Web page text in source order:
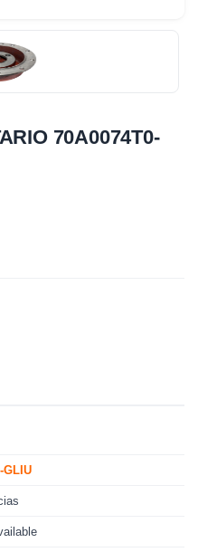
70A0074T0-
GLIU